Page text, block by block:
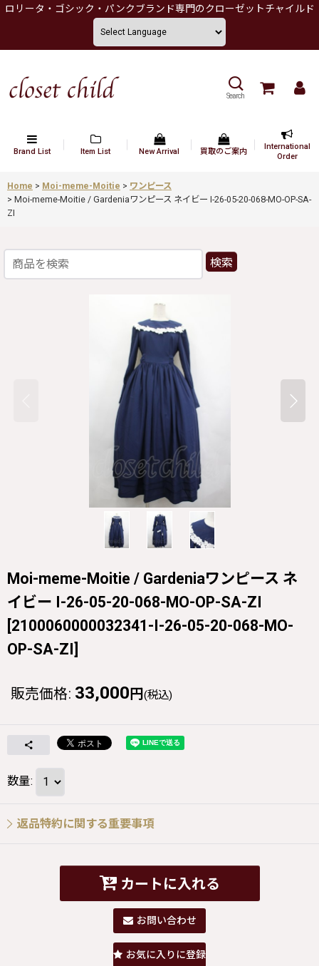
ロリータ・ゴシック・パンクブランド専門のクローゼットチャイルド
Search
Brand List Item List New Arrival 買取のご案内
International
Order
Home > Moi-meme-Moitie > ワンピース
> Moi-meme-Moitie / Gardeniaワンピース ネイビー I-26-05-20-068-MO-OP-SA-
ZI
検索
Moi-meme-Moitie / Gardeniaワンピース ネ
イビー I-26-05-20-068-MO-OP-SA-ZI
[2100060000032341-I-26-05-20-068-MO-
OP-SA-ZI]
販売価格: 33,000 円 (税込)
数量:
返品特約に関する重要事項
カートに入れる
お問い合わせ
お気に入りに登録